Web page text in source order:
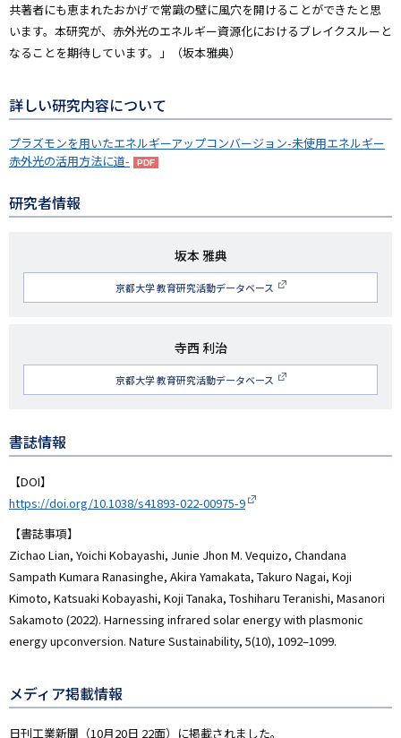
共著者にも恵まれたおかげで常識の壁に風穴を開けることができたと思
います。本研究が、赤外光のエネルギー資源化におけるブレイクスルーと
なることを期待しています。」（坂本雅典）
詳しい研究内容について
プラズモンを用いたエネルギーアップコンバージョン-未使用エネルギー
赤外光の活用方法に道-
研究者情報
研
究
者
坂本 雅典
京都大学 教育研究活動データベース
研
究
者
寺西 利治
京都大学 教育研究活動データベース
書誌情報
【DOI】
https://doi.org/10.1038/s41893-022-00975-9
【書誌事項】
Zichao Lian, Yoichi Kobayashi, Junie Jhon M. Vequizo, Chandana
Sampath Kumara Ranasinghe, Akira Yamakata, Takuro Nagai, Koji
Kimoto, Katsuaki Kobayashi, Koji Tanaka, Toshiharu Teranishi, Masanori
Sakamoto (2022). Harnessing infrared solar energy with plasmonic
energy upconversion. Nature Sustainability, 5(10), 1092–1099.
メディア掲載情報
日刊工業新聞（10月20日 22面）に掲載されました。